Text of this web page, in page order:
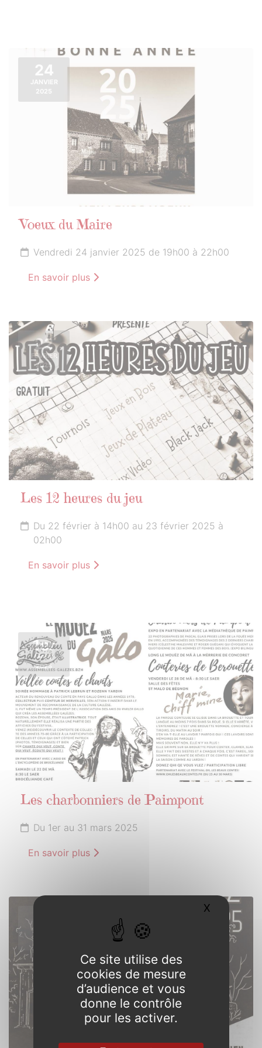
24
JANVIER
2025
Voeux du Maire
Vendredi 24 janvier 2025 de 19h00 à 22h00
En savoir plus
22
FÉVRIER
2025
Les 12 heures du jeu
Du 22 février à 14h00 au 23 février 2025 à
02h00
En savoir plus
1er
MARS
2025
Les charbonniers de Paimpont
Du 1er au 31 mars 2025
En savoir plus
Ce site utilise des
cookies de mesure
d’audience et vous
donne le contrôle
pour les activer.
X Masquer